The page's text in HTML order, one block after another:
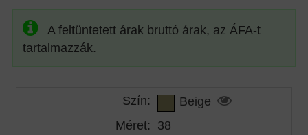
A feltüntetett árak bruttó árak, az ÁFA-t
tartalmazzák.
Szín:
Beige
Méret: 38